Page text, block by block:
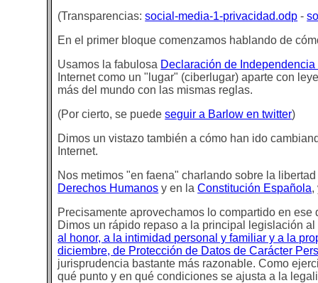
(Transparencias:social-media-1-privacidad.odp -
En el primer bloque comenzamos hablando de
Usamos la fabulosa Declaración de
Internet como un "lugar" (ciberlugar) aparte con
más del mundo con las mismas reglas.
(Por cierto, se puedeseguir a Barlow en twitter)
Dimos un vistazo también a cómo han ido
Internet.
Nos metimos "en faena" charlando sobre la
Derechos Humanos y en laConstitución Española,
Precisamente aprovechamos lo compartido en
Dimos un rápido repaso a la principal legislación al
al honor, a la intimidad personal y familiar y a la
diciembre, de Protección de Datos de Carácter
jurisprudencia bastante más razonable. Como
qué punto y en qué condiciones se ajusta a la